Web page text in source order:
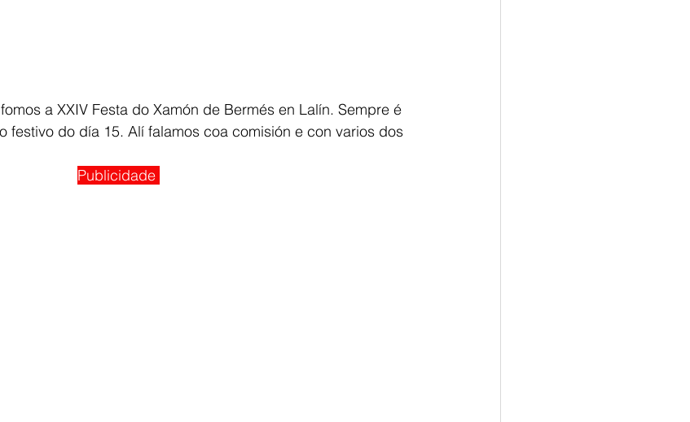
a XXIV Festa do Xamón de Bermés en Lalín. Sempre é
festivo do día 15. Alí falamos coa comisión e con varios dos
Publicidade